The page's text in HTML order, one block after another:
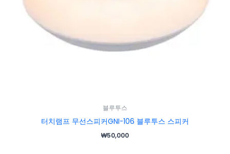
블루투스
터치램프 무선스피커GNI-106 블루투스 스피커
₩50,000